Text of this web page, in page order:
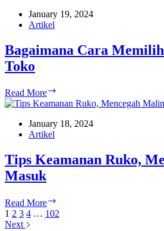
Chromate:
Penggunaannya
January 19, 2024
Artikel
Bagaimana Cara
Toko
Read More
Cara
Pintu
January 18, 2024
Artikel
Tips Keamanan Ruko,
Masuk
Read More
Keamanan
1 2 3 4 … 102
Next